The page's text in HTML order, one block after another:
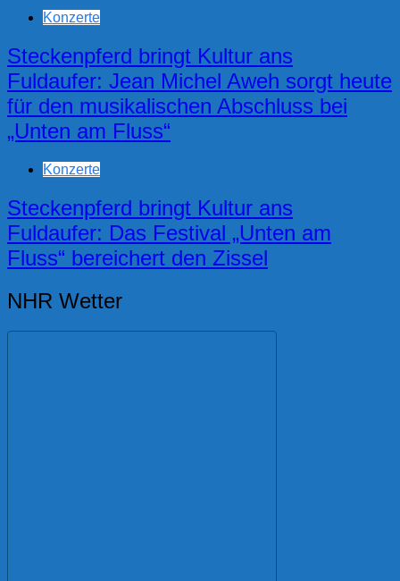
Konzerte
Steckenpferd bringt Kultur ans
Fuldaufer: Jean Michel Aweh sorgt heute
für den musikalischen Abschluss bei
„Unten am Fluss“
Konzerte
Steckenpferd bringt Kultur ans
Fuldaufer: Das Festival „Unten am
Fluss“ bereichert den Zissel
NHR Wetter